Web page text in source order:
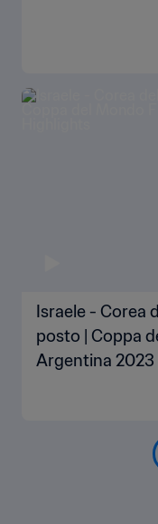
Israele - Corea
posto | Coppa
Argentina